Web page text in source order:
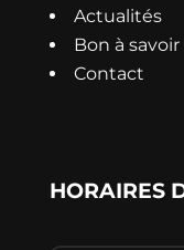
Actualités
Bon à savoir
Contact
HORAIRES